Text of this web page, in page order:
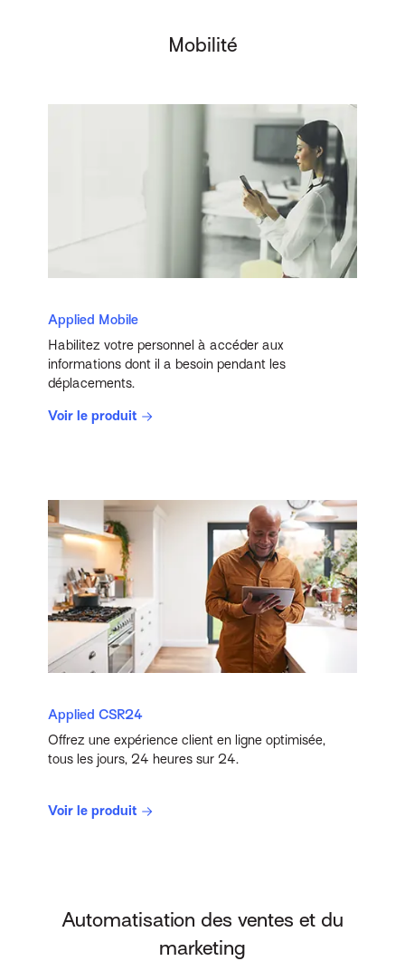
Mobilité
Applied Mobile
Habilitez votre personnel à accéder aux
informations dont il a besoin pendant les
déplacements.
Voir le produit
Applied CSR24
Offrez une expérience client en ligne optimisée,
tous les jours, 24 heures sur 24.
Voir le produit
Automatisation des ventes et du
marketing